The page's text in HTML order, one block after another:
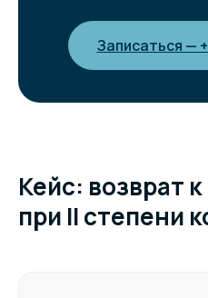
Записаться —
Кейс: возврат
при II степени